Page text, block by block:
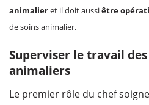
animalieret il doit aussiêtre
de soins animalier.
Superviser le travail
animaliers
Le premier rôle du chef